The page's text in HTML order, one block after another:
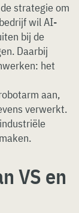
strategie om
wil AI-
bij de
Daarbij
het
aan,
verwerkt.
VS en